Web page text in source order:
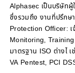
Alphasec เป็นบริษัทผู้
ซึ่งรวมถึง งานที่ปรึกษ
Protection Officer:
Monitoring,
มาตรฐาน ISO ต่างไ
VA Pentest, PCI